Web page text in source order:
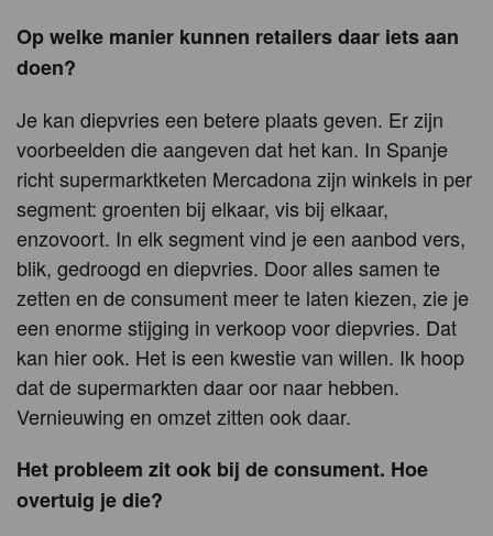
Op welke manier kunnen retailers daar iets aan
doen?
Je kan diepvries een betere plaats geven. Er zijn
voorbeelden die aangeven dat het kan. In Spanje
richt supermarktketen Mercadona zijn winkels in per
segment: groenten bij elkaar, vis bij elkaar,
enzovoort. In elk segment vind je een aanbod vers,
blik, gedroogd en diepvries. Door alles samen te
zetten en de consument meer te laten kiezen, zie je
een enorme stijging in verkoop voor diepvries. Dat
kan hier ook. Het is een kwestie van willen. Ik hoop
dat de supermarkten daar oor naar hebben.
Vernieuwing en omzet zitten ook daar.
Het probleem zit ook bij de consument. Hoe
overtuig je die?